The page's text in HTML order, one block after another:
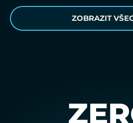
ZOBRAZIT